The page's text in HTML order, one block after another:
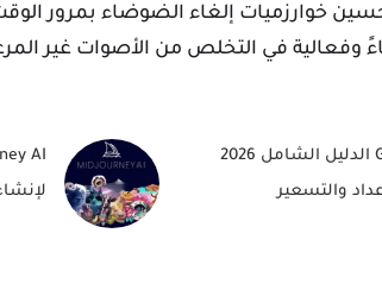
خوارزميات إلغاء الضوضاء بمرور
وفعالية في التخلص من الأصوات غير
Google Gemini الدليل الشامل 2026
والتسعير